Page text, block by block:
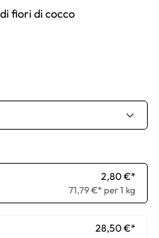
fiori di cocco
2,80 €*
71,79 €* per 1 kg
28,50 €*